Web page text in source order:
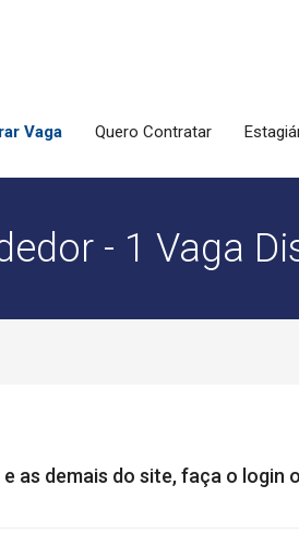
Vaga Quero Contratar
- 1 Vaga
as demais do site, faça o login